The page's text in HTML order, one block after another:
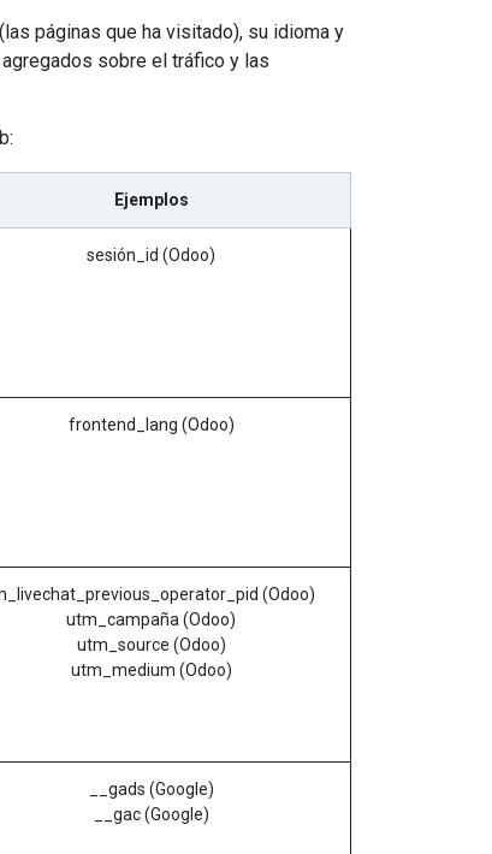
páginas que ha visitado), su idioma y
sobre el tráfico y las
Ejemplos
sesión_id (Odoo)
frontend_lang (Odoo)
(Odoo)
utm_campaña (Odoo)
utm_source (Odoo)
utm_medium (Odoo)
__gads (Google)
__gac (Google)